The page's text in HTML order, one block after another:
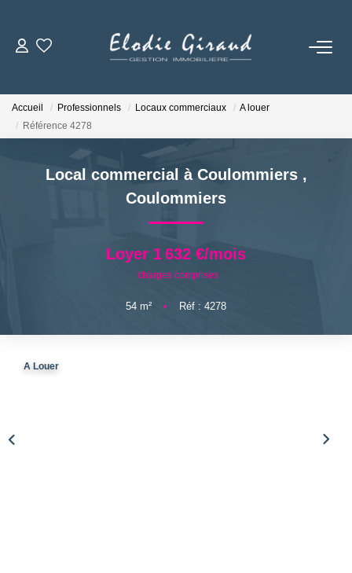
LOCATIONS
GESTION LOCATIVE
NOS TARIFS
CONTACT
Accueil Professionnels Locaux commerciaux
A louer
Référence 4278
Local commercial à Coulommiers ,
Coulommiers
Loyer 1 632 €/mois
charges comprises
54 m² • Réf : 4278
A Louer